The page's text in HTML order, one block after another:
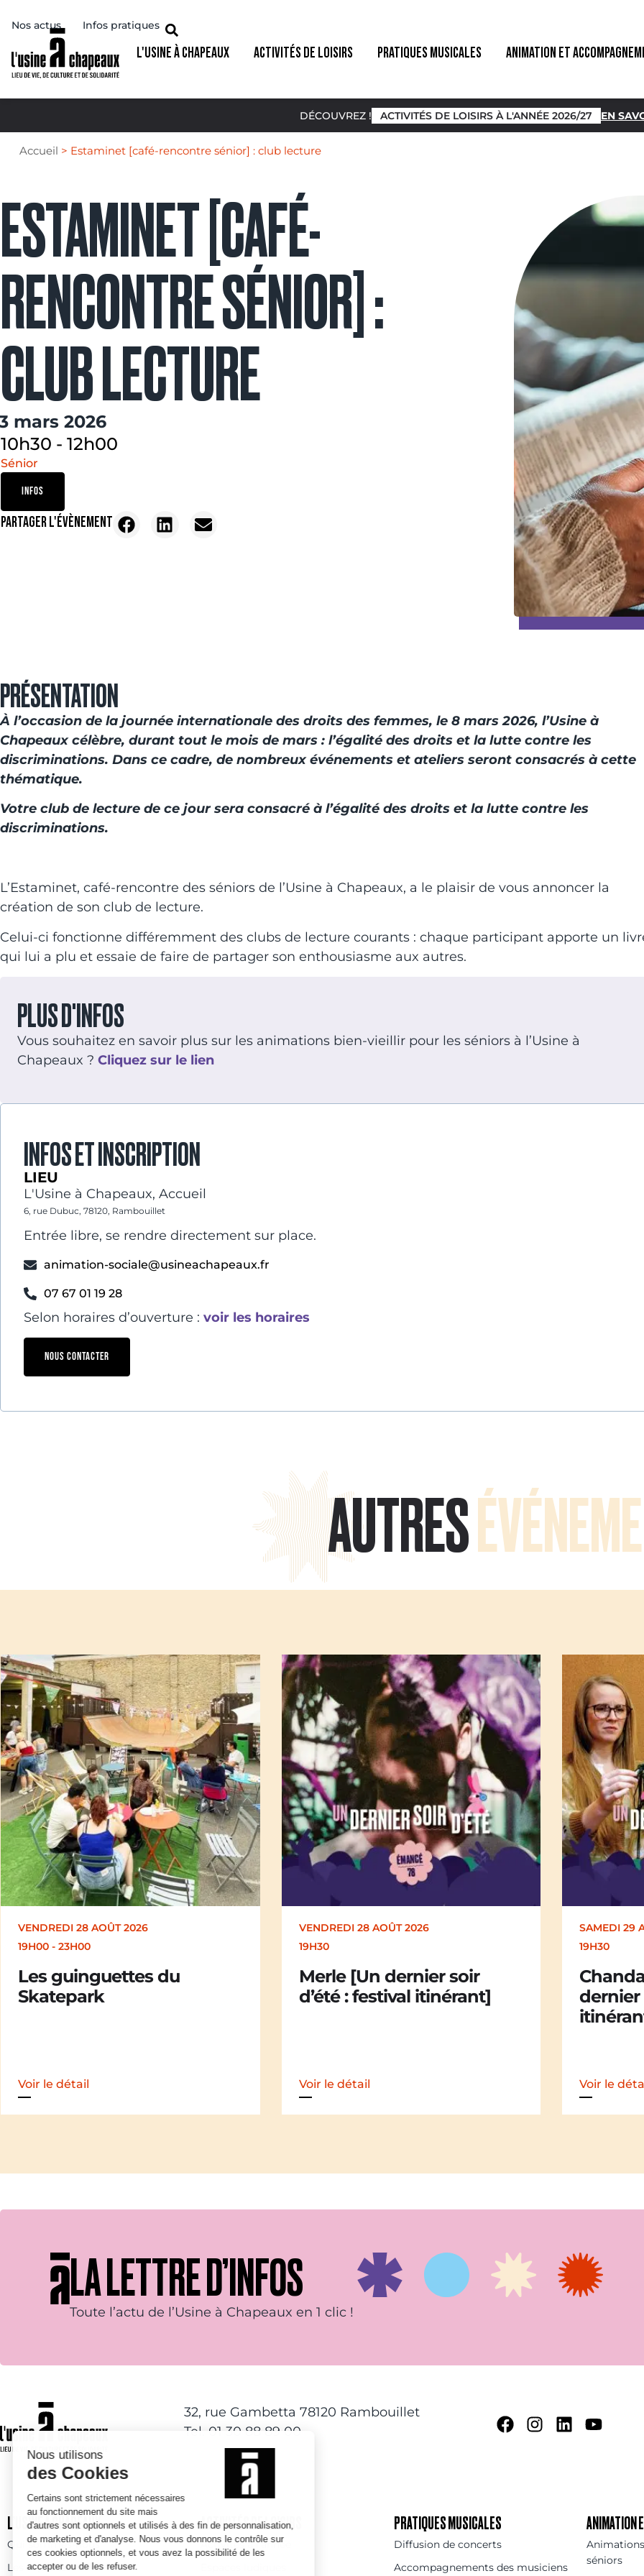
Nos actus Infos pratiques
L'USINE À CHAPEAUX ACTIVITÉS DE LOISIRS PRATIQUES MUSICALES ANIMATION ET
DÉCOUVREZ ! ACTIVITÉS DE LOISIRS À L'ANNÉE 2026/27 EN
Accueil > Estaminet [café-rencontre sénior] : club lecture
ESTAMINET [CAFÉ-
RENCONTRE SÉNIOR] :
CLUB LECTURE
mars 2026
10h30 - 12h00
Sénior
INFOS
PARTAGER L'ÉVÈNEMENT
PRÉSENTATION
À l’occasion de la journée internationale des droits des femmes, le 8 mars 2026, l’Usine à
Chapeaux célèbre, durant tout le mois de mars : l’égalité des droits et la lutte contre les
discriminations. Dans ce cadre, de nombreux événements et ateliers seront consacrés à cette
thématique.
Votre club de lecture de ce jour sera consacré à l’égalité des droits et la lutte contre les
discriminations.
L’Estaminet, café-rencontre des séniors de l’Usine à Chapeaux, a le plaisir de vous annoncer la
création de son club de lecture.
Celui-ci fonctionne différemment des clubs de lecture courants : chaque participant apporte un
qui lui a plu et essaie de faire de partager son enthousiasme aux autres.
PLUS D'INFOS
Vous souhaitez en savoir plus sur les animations bien-vieillir pour les séniors à l’Usine à
Chapeaux ? Cliquez sur le lien
INFOS ET INSCRIPTION
LIEU
L'Usine à Chapeaux, Accueil
6, rue Dubuc, 78120, Rambouillet
Entrée libre, se rendre directement sur place.
animation-sociale@usineachapeaux.fr
07 67 01 19 28
Selon horaires d’ouverture : voir les horaires
NOUS CONTACTER
AUTRES
VENDREDI 28 AOÛT 2026
Merle [Un dernier soir
d’été : festival itinérant]
SAMEDI 29 AOÛT 2026
Chandail Chandail [Un
dernier soir d’été : festival
LA LETTRE D’INFOS
Toute l’actu de l’Usine à Chapeaux en 1 clic !
32, rue Gambetta 78120 Rambouillet
Tel. 01 30 88 89 00
L’USINE À CHAPEAUX
Qui sommes-nous
Les espaces
ACTIVITÉS DE LOISIRS
Activités à l’année
PRATIQUES MUSICALES
Diffusion de concerts
Accompagnements des musiciens
ANIMATION
séniors